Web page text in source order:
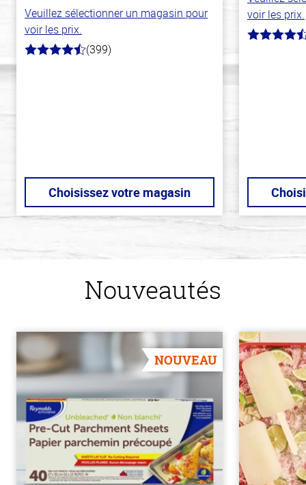
Veuillez sélectionner un magasin pour
voir les prix.
4.8
(399)
Choisissez votre magasin
voir les prix.
4.7
Nouveautés
NOUVEAU